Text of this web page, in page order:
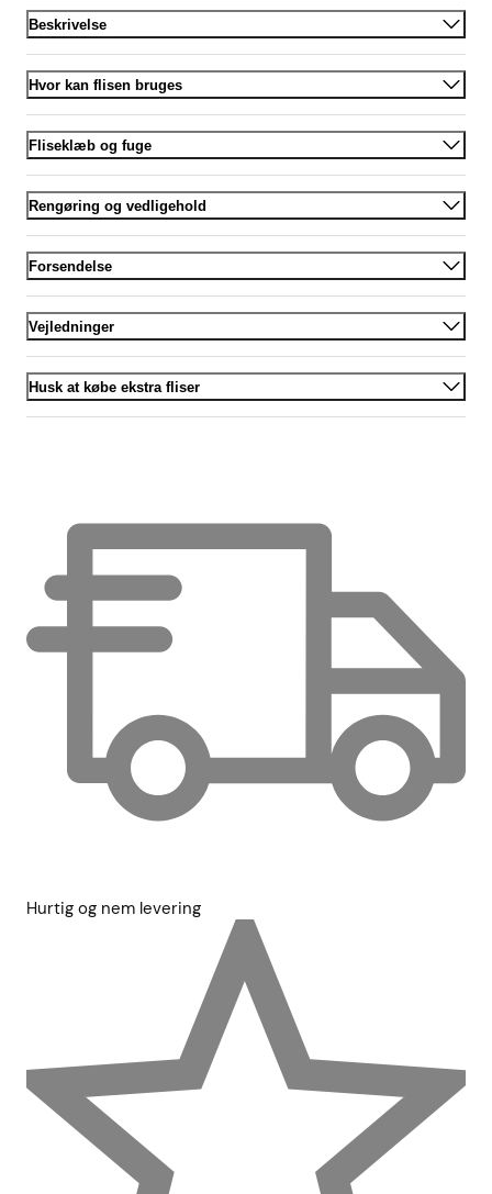
Beskrivelse
Hvor kan flisen bruges
Fliseklæb og fuge
Rengøring og vedligehold
Forsendelse
Vejledninger
Husk at købe ekstra fliser
Hurtig og nem levering